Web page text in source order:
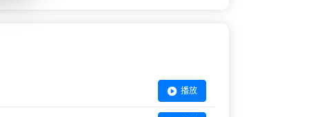
播放